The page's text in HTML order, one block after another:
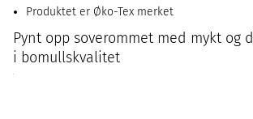
Produktet er Øko-Tex merket
Pynt opp soverommet med mykt og
i bomullskvalitet